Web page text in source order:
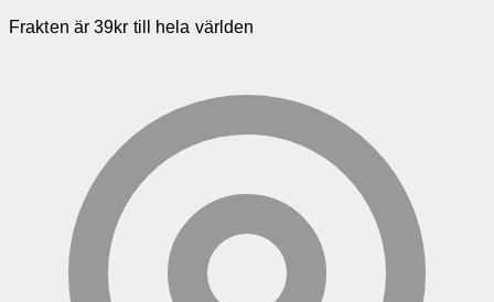
Frakten är 39kr till hela världen